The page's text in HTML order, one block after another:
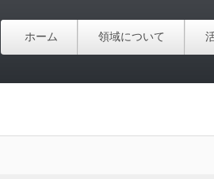
ホーム 領域について